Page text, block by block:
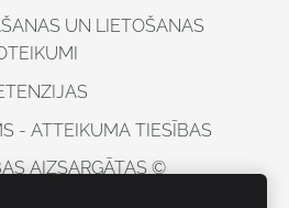
UN LIETOŠANAS
- ATTEIKUMA TIESĪBAS
AIZSARGĀTAS ©